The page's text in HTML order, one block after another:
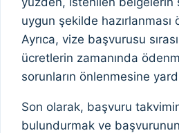
uygun şekilde hazırlanması
Ayrıca, vize başvurusu
ücretlerin zamanında
sorunların önlenmesine
Son olarak, başvuru
bulundurmak ve